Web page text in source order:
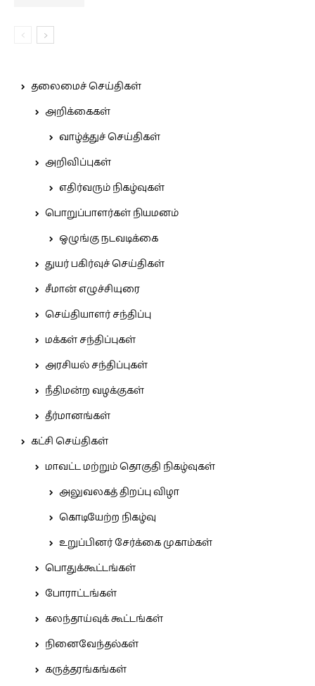
தலைமைச் செய்திகள்
அறிக்கைகள்
வாழ்த்துச் செய்திகள்
அறிவிப்புகள்
எதிர்வரும் நிகழ்வுகள்
பொறுப்பாளர்கள் நியமனம்
ஒழுங்கு நடவடிக்கை
துயர் பகிர்வுச் செய்திகள்
சீமான் எழுச்சியுரை
செய்தியாளர் சந்திப்பு
மக்கள் சந்திப்புகள்
அரசியல் சந்திப்புகள்
நீதிமன்ற வழக்குகள்
தீர்மானங்கள்
கட்சி செய்திகள்
மாவட்ட மற்றும் தொகுதி நிகழ்வுகள்
அலுவலகத் திறப்பு விழா
கொடியேற்ற நிகழ்வு
உறுப்பினர் சேர்க்கை முகாம்கள்
பொதுக்கூட்டங்கள்
போராட்டங்கள்
கலந்தாய்வுக் கூட்டங்கள்
நினைவேந்தல்கள்
கருத்தரங்கங்கள்